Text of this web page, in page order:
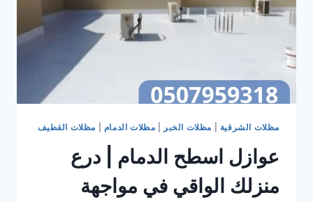
مظلات الشرقية مظلات الخبر مظلات الدمام مظلات القطيف
عوازل اسطح الدمام | درع
منزلك الواقي في مواجهة